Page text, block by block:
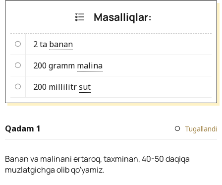
Masalliqlar:
2 ta banan
200 gramm malina
200 millilitrsut
Qadam 1 Tugallandi
Banan va malinani ertaroq, taxminan, 40-50 daqiqa
muzlatgichga olib qo'yamiz.